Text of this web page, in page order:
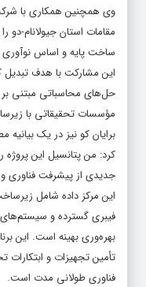
مقامات استان جیولانام-
ساخت پایه و اساس
این مشارکت با هدف
حل‌های محاسباتی مبتنی
مؤسسات تحقیقاتی با
برایان کو نیز در یک بیانیه
کرد: من پتانسیل این پروژه
جدیدی از پیشرفت فناوری
این مرکز داده شامل
فیبری گسترده و سیستم‌های
بهره‌وری بهینه است. این
فناوری طولانی مدت است.